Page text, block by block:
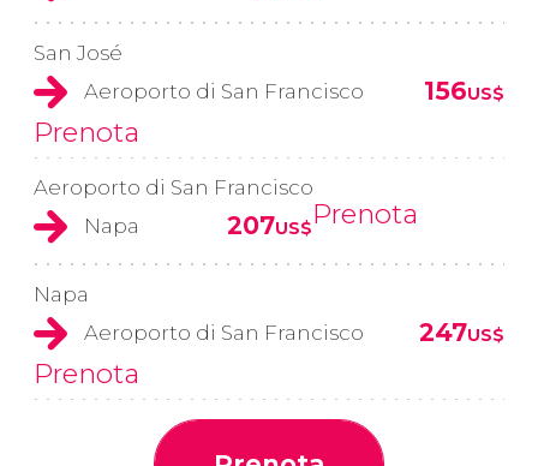
San José
Aeroporto di San Francisco
156US$
Prenota
Aeroporto di San Francisco
Napa
207US$Prenota
Napa
Aeroporto di San Francisco
247US$
Prenota